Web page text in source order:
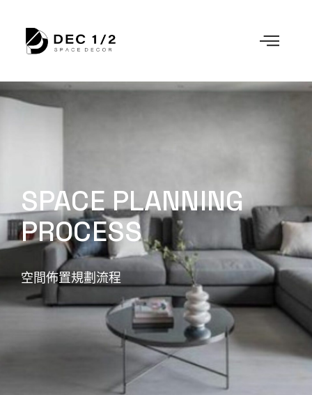
SPACE PLANNING
PROCESS
空間佈置規劃流程